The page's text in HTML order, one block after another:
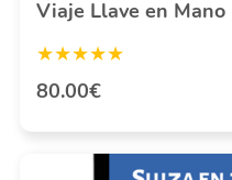
Viaje Llave en Mano
★★★★★
80.00€